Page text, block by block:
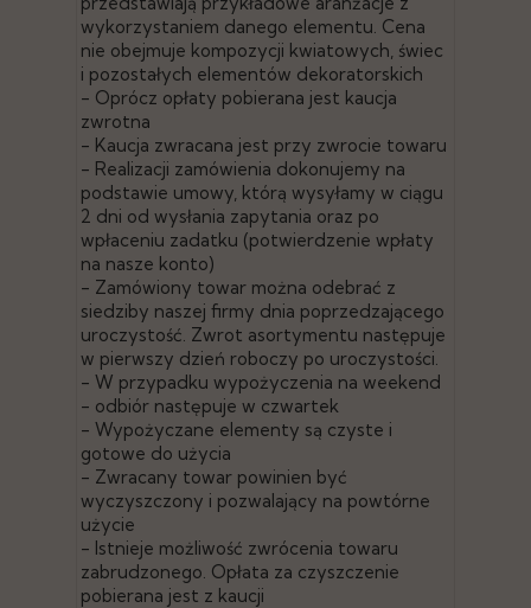
wykorzystaniem danego elementu. Cena
nie obejmuje kompozycji kwiatowych, świec
i pozostałych elementów dekoratorskich
- Oprócz opłaty pobierana jest kaucja
zwrotna
- Kaucja zwracana jest przy zwrocie towaru
- Realizacji zamówienia dokonujemy na
podstawie umowy, którą wysyłamy w ciągu
2 dni od wysłania zapytania oraz po
wpłaceniu zadatku (potwierdzenie wpłaty
na nasze konto)
- Zamówiony towar można odebrać z
siedziby naszej firmy dnia poprzedzającego
uroczystość. Zwrot asortymentu następuje
w pierwszy dzień roboczy po uroczystości.
- W przypadku wypożyczenia na weekend
- odbiór następuje w czwartek
- Wypożyczane elementy są czyste i
gotowe do użycia
- Zwracany towar powinien być
wyczyszczony i pozwalający na powtórne
użycie
- Istnieje możliwość zwrócenia towaru
zabrudzonego. Opłata za czyszczenie
pobierana jest z kaucji